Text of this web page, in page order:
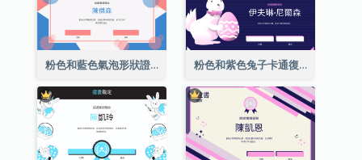
粉色和藍色氣泡形狀證書 粉色和紫色兔子卡通復活節證書